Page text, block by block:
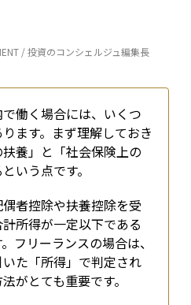
/ 投資のコンシェルジュ編集長
働く場合には、いくつ
ます。まず理解しておき
養」と「社会保険上の
いう点です。
者控除や扶養控除を受
所得が一定以下である
フリーランスの場合は、
た「所得」で判定され
がとても重要です。